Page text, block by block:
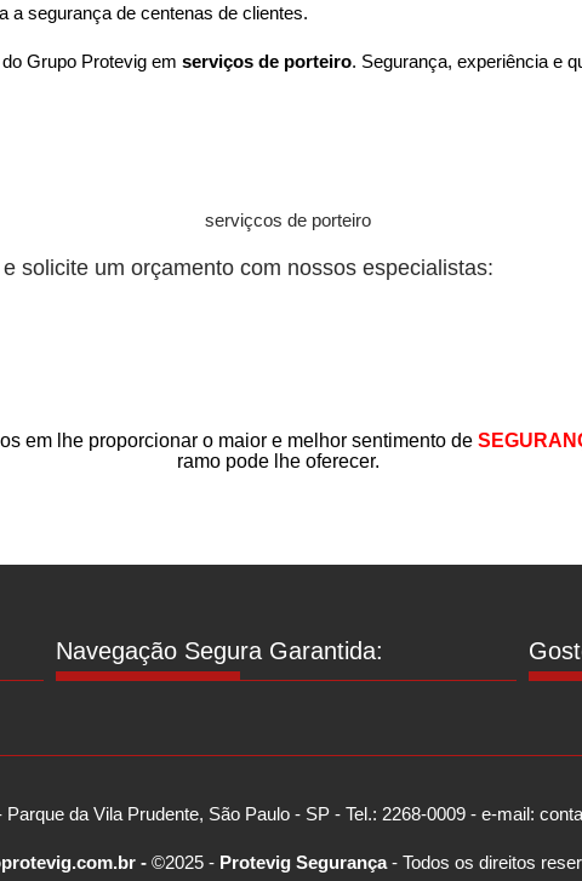
a segurança de centenas de clientes.
Grupo Protevig em serviços de porteiro. Segurança, experiência e
solicite um orçamento com nossos especialistas:
em lhe proporcionar o maior e melhor sentimento de
ramo pode lhe oferecer.
Navegação Segura Garantida:
da Vila Prudente, São Paulo - SP - Tel.: 2268-0009 - e-mail:
- ©2025 - Protevig Segurança- Todos os direitos